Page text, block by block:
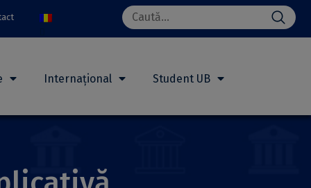
Search
for:
Internațional Student UB